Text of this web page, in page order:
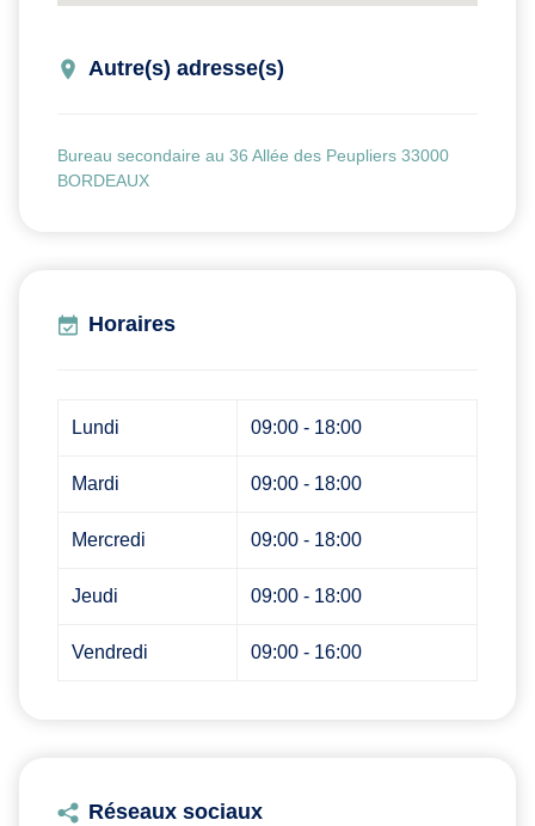
Autre(s) adresse(s)
Bureau secondaire au 36 Allée des Peupliers 33000
BORDEAUX
Horaires
Lundi 09:00 - 18:00
Mardi 09:00 - 18:00
Mercredi 09:00 - 18:00
Jeudi 09:00 - 18:00
Vendredi 09:00 - 16:00
Réseaux sociaux